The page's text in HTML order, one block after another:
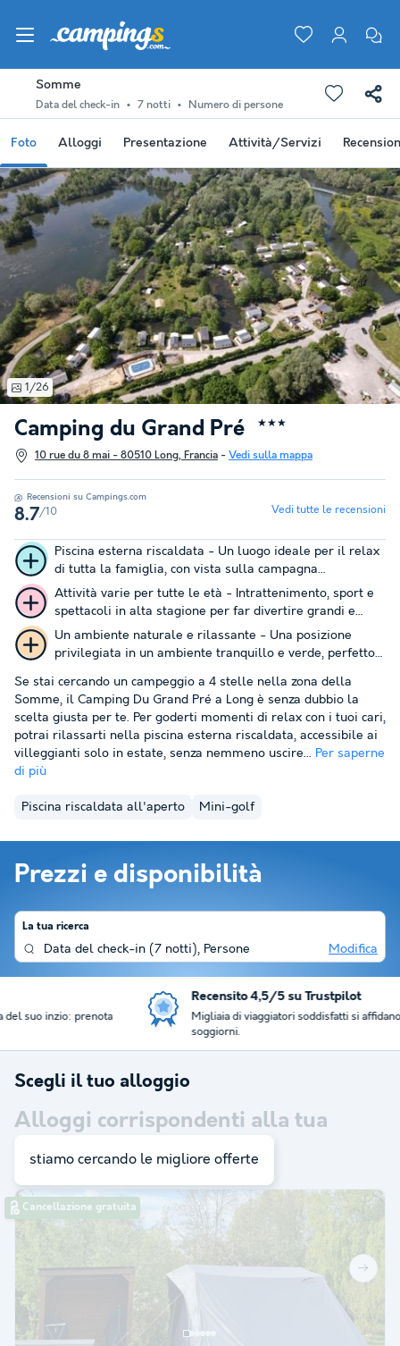
Somme
Data del check-in 7 notti Numero di persone
Foto Alloggi Presentazione Attività/Servizi
Camping du Grand Pré ★★★
10 rue du 8 mai - 80510 Long, Francia - Vedi sulla mappa
1/26
Recensioni su Campings.com
8.7/10 Vedi tutte le recensioni
Piscina esterna riscaldata - Un luogo ideale per il relax
di tutta la famiglia, con vista sulla campagna
circostante.
Attività varie per tutte le età - Intrattenimento, sport e
spettacoli in alta stagione per far divertire grandi e
piccini.
Un ambiente naturale e rilassante - Una posizione
privilegiata in un ambiente tranquillo e verde, perfetto
Se stai cercando un campeggio a 4 stelle nella zona della
Somme, il Camping Du Grand Pré a Long è senza dubbio la
scelta giusta per te. Per goderti momenti di relax con i tuoi cari,
potrai rilassarti nella piscina esterna riscaldata, accessibile ai
villeggianti solo in estate, senza nemmeno uscire... Per saperne
di più
Piscina riscaldata all'aperto Mini-golf
Prezzi e disponibilità
La tua ricerca
Data del check-in (7 notti), Persone Modifica
Recensito 4,5/5 su Trustpilot
Migliaia di viaggiatori soddisfatti si affidano a noi per il loro
Scegli il tuo alloggio
Alloggi corrispondenti alla tua
ricerca:15
Cancellazione gratuita
stiamo cercando le migliore offerte